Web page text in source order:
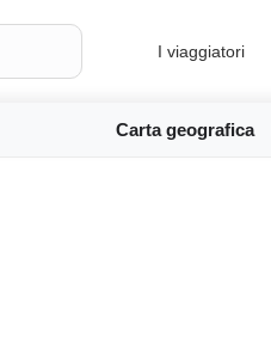
I viaggiatori
Carta geografica